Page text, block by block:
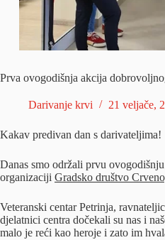
Prva ovogodišnja akcija
Darivanje krvi 21 veljače,
Kakav predivan dan s darivateljima!
Danas smo održali prvu
organizaciji Gradsko društvo
Veteranski centar Petrinja,
djelatnici centra dočekali su nas i
malo je reći kao heroje i zato im